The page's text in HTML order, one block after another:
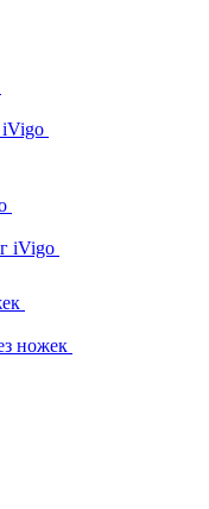
iVigo
iVigo
ножек